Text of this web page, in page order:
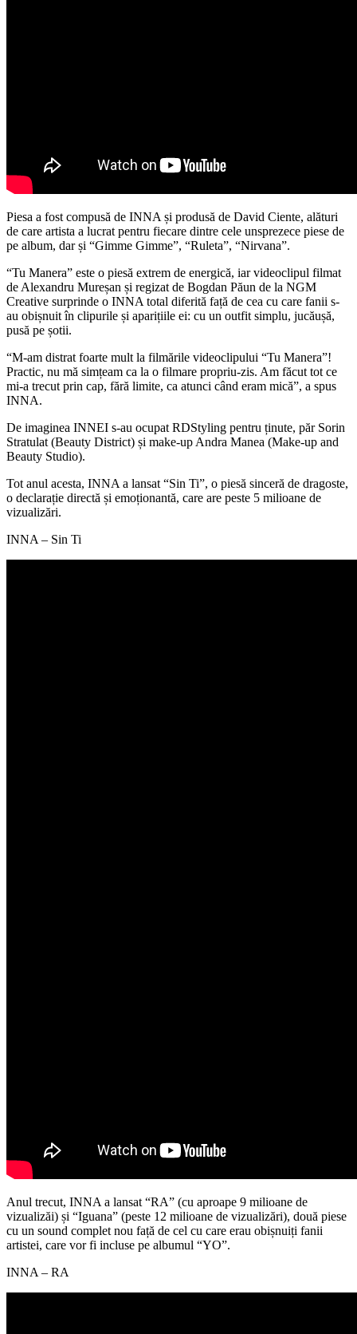
Piesa a fost compusă de INNA și produsă de David Ciente, alături
de care artista a lucrat pentru fiecare dintre cele unsprezece piese de
pe album, dar și “Gimme Gimme”, “Ruleta”, “Nirvana”.
“Tu Manera” este o piesă extrem de energică, iar videoclipul filmat
de Alexandru Mureșan și regizat de Bogdan Păun de la NGM
Creative surprinde o INNA total diferită față de cea cu care fanii s-
au obișnuit în clipurile și aparițiile ei: cu un outfit simplu, jucăușă,
pusă pe șotii.
“M-am distrat foarte mult la filmările videoclipului “Tu Manera”!
Practic, nu mă simțeam ca la o filmare propriu-zis. Am făcut tot ce
mi-a trecut prin cap, fără limite, ca atunci când eram mică”, a spus
INNA.
De imaginea INNEI s-au ocupat RDStyling pentru ținute, păr Sorin
Stratulat (Beauty District) și make-up Andra Manea (Make-up and
Beauty Studio).
Tot anul acesta, INNA a lansat “Sin Ti”, o piesă sinceră de dragoste,
o declarație directă și emoționantă, care are peste 5 milioane de
vizualizări.
INNA – Sin Ti
Anul trecut, INNA a lansat “RA” (cu aproape 9 milioane de
vizualizăi) și “Iguana” (peste 12 milioane de vizualizări), două piese
cu un sound complet nou față de cel cu care erau obișnuiți fanii
artistei, care vor fi incluse pe albumul “YO”.
INNA – RA